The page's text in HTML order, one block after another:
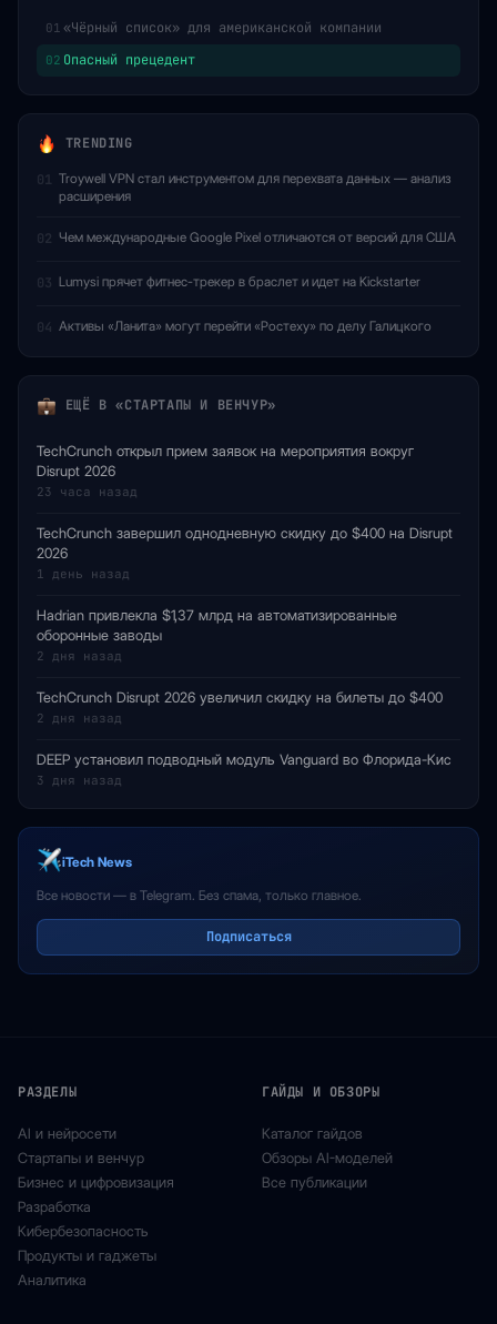
01 «Чёрный список» для американской компании
02 Опасный прецедент
TRENDING
01 Troywell VPN стал инструментом для перехвата данных — анализ
расширения
02 Чем международные Google Pixel отличаются от версий для США
03 Lumysi прячет фитнес-трекер в браслет и идет на Kickstarter
04 Активы «Ланита» могут перейти «Ростеху» по делу Галицкого
ЕЩЁ В «СТАРТАПЫ И ВЕНЧУР»
TechCrunch открыл прием заявок на мероприятия вокруг
Disrupt 2026
23 часа назад
TechCrunch завершил однодневную скидку до $400 на Disrupt
2026
1 день назад
Hadrian привлекла $1,37 млрд на автоматизированные
оборонные заводы
2 дня назад
TechCrunch Disrupt 2026 увеличил скидку на билеты до $400
2 дня назад
DEEP установил подводный модуль Vanguard во Флорида-Кис
3 дня назад
iTech News
Все новости — в Telegram. Без спама, только главное.
Подписаться
РАЗДЕЛЫ
AI и нейросети
Стартапы и венчур
Бизнес и цифровизация
Разработка
Кибербезопасность
Продукты и гаджеты
Аналитика
ГАЙДЫ И ОБЗОРЫ
Каталог гайдов
Обзоры AI-моделей
Все публикации